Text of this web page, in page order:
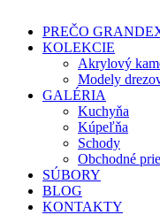
PREČO
KOLEKCIE
Akrylový
Modely
GALÉRIA
Kuchyňa
Kúpeľňa
Schody
Obchodné
SÚBORY
BLOG
KONTAKTY